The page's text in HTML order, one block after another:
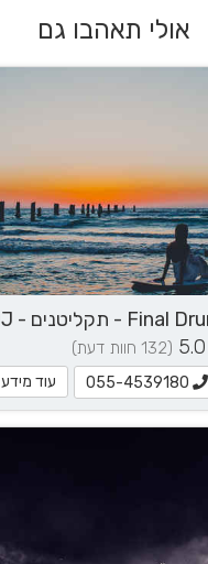
אולי תאהבו גם
5.0 (132 חוות דעת)
055-4539180 עוד מידע